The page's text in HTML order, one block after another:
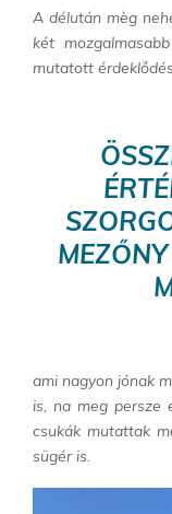
A délután mèg
két
mutatott
ami nagyon jónak
is, na meg persze
csukák mutattak
sügér is.